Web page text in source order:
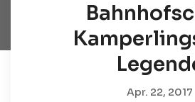
Apr. 22, 2017